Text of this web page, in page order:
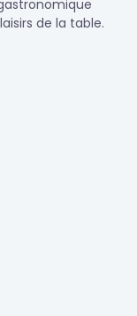
de la table.